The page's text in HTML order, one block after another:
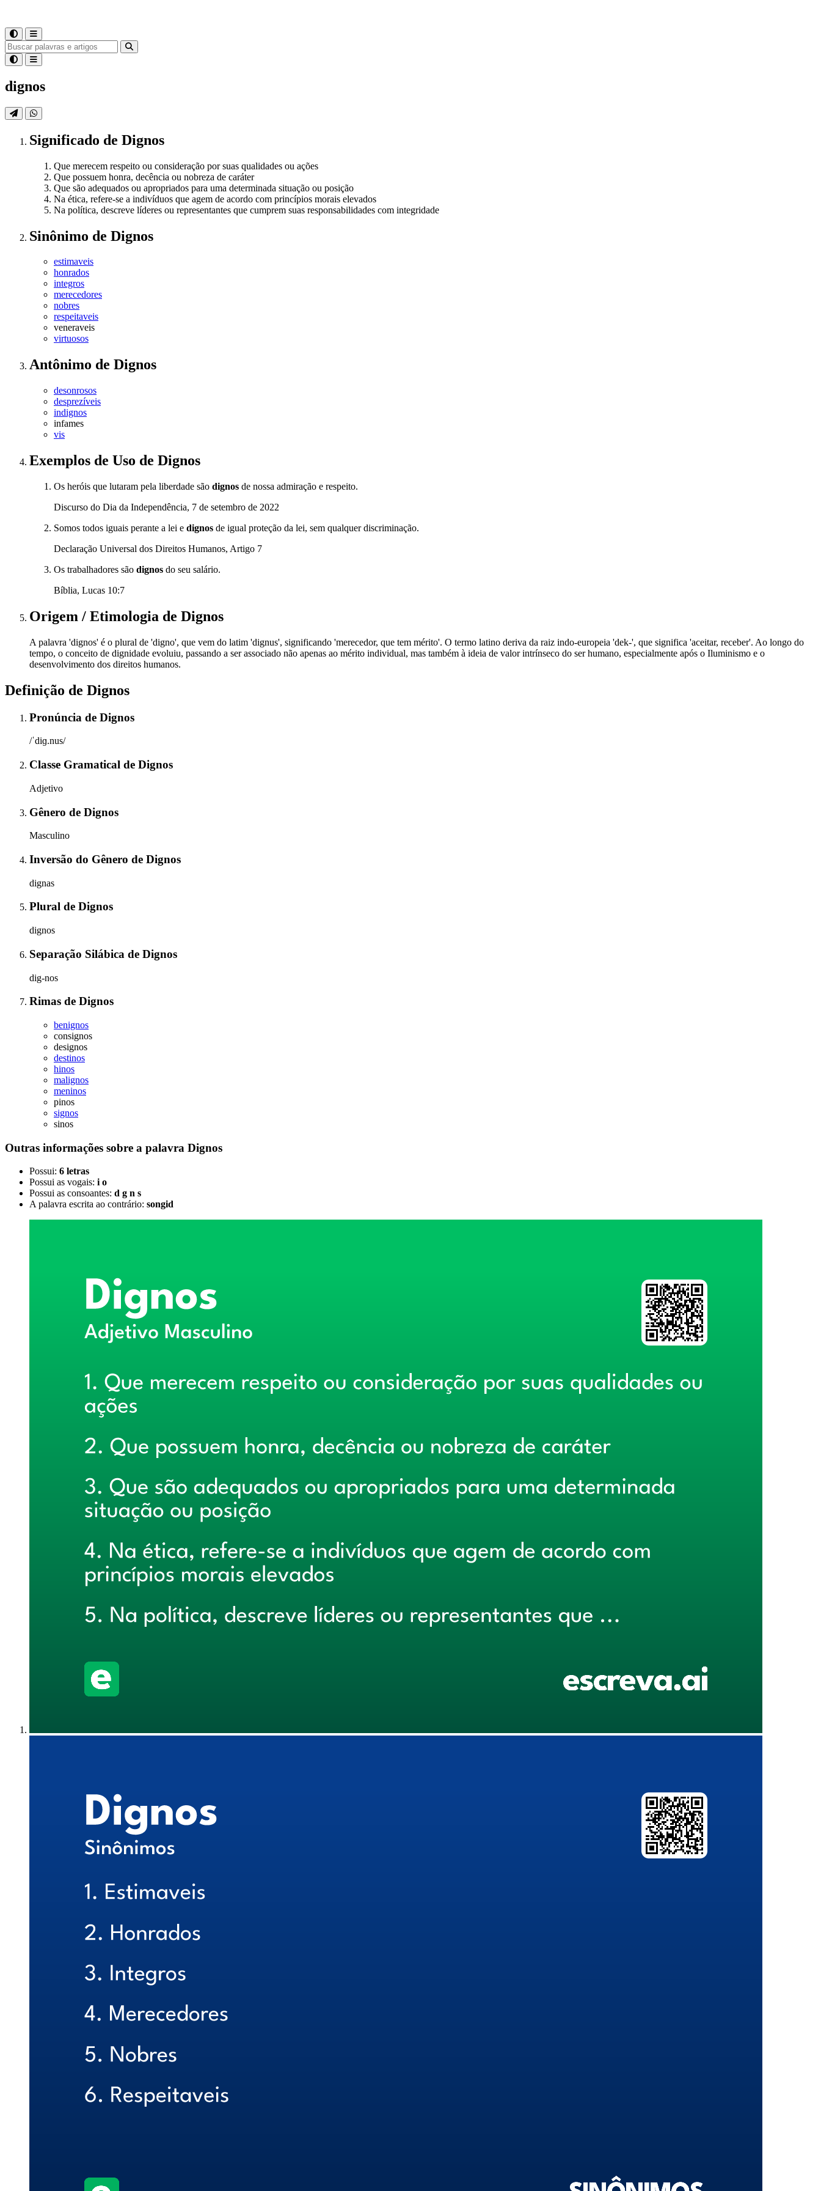
dignos
Significado de Dignos
Que merecem respeito ou consideração por suas qualidades ou ações
Que possuem honra, decência ou nobreza de caráter
Que são adequados ou apropriados para uma determinada situação ou posição
Na ética, refere-se a indivíduos que agem de acordo com princípios morais elevados
Na política, descreve líderes ou representantes que cumprem suas responsabilidades com integridade
Sinônimo de Dignos
estimaveis
honrados
integros
merecedores
nobres
respeitaveis
veneraveis
virtuosos
Antônimo de Dignos
desonrosos
desprezíveis
indignos
infames
vis
Exemplos de Uso de Dignos
Os heróis que lutaram pela liberdade são dignos de nossa admiração e respeito.
Discurso do Dia da Independência, 7 de setembro de 2022
Somos todos iguais perante a lei e dignos de igual proteção da lei, sem qualquer discriminação.
Declaração Universal dos Direitos Humanos, Artigo 7
Os trabalhadores são dignos do seu salário.
Bíblia, Lucas 10:7
Origem / Etimologia de Dignos
A palavra 'dignos' é o plural de 'digno', que vem do latim 'dignus', significando 'merecedor, que tem mérito'. O termo latino deriva da raiz indo-europeia 'dek-', que significa 'aceitar, receber'. Ao longo do
tempo, o conceito de dignidade evoluiu, passando a ser associado não apenas ao mérito individual, mas também à ideia de valor intrínseco do ser humano, especialmente após o Iluminismo e o
desenvolvimento dos direitos humanos.
Definição de Dignos
Pronúncia de Dignos
/ˈdiɡ.nus/
Classe Gramatical de Dignos
Adjetivo
Gênero de Dignos
Masculino
Inversão do Gênero de Dignos
dignas
Plural de Dignos
dignos
Separação Silábica de Dignos
dig-nos
Rimas de Dignos
benignos
consignos
designos
destinos
hinos
malignos
meninos
pinos
signos
sinos
Outras informações sobre a palavra Dignos
Possui: 6 letras
Possui as vogais: i o
Possui as consoantes: d g n s
A palavra escrita ao contrário: songid